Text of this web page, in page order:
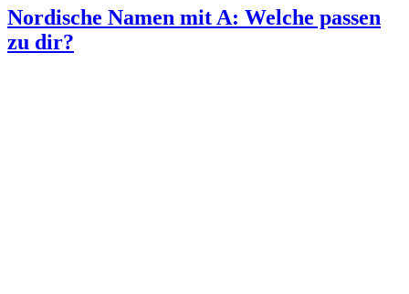
Nordische Namen mit A: Welche passen
zu dir?